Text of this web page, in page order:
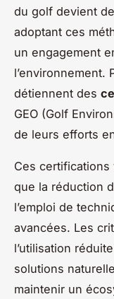
du golf devient
adoptant ces
un engagement
l’environnement.
détiennent des
GEO (Golf
de leurs efforts
Ces
que la réduction
l’emploi de
avancées. Les
l’utilisation
solutions
maintenir un